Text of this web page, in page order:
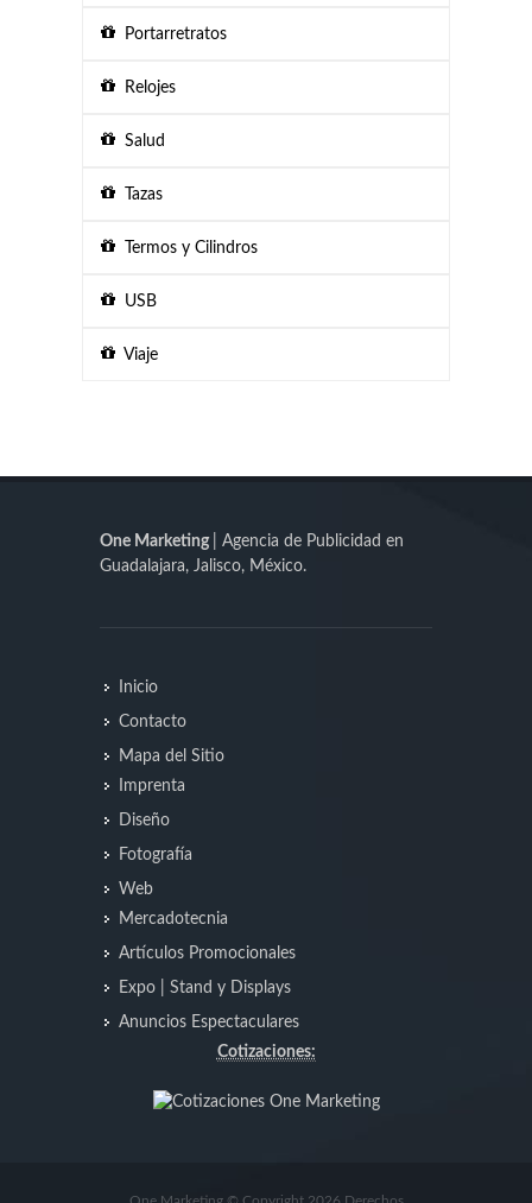
Portarretratos
Relojes
Salud
Tazas
Termos y Cilindros
USB
Viaje
One Marketing
| Agencia de Publicidad en
Guadalajara, Jalisco, México.
Inicio
Contacto
Mapa del Sitio
Imprenta
Diseño
Fotografía
Web
Mercadotecnia
Artículos Promocionales
Expo | Stand y Displays
Anuncios Espectaculares
Cotizaciones: